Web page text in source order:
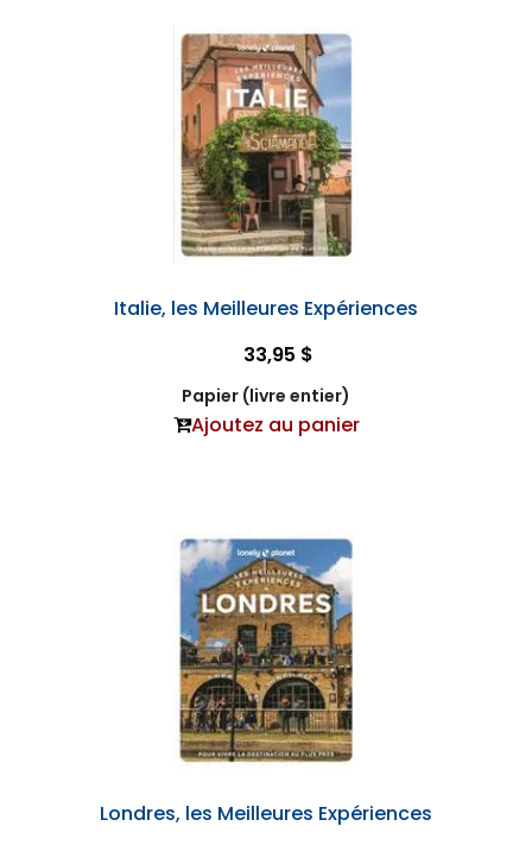
Italie, les Meilleures Expériences
33,95 $
Papier (livre entier)
Ajoutez au panier
Londres, les Meilleures Expériences